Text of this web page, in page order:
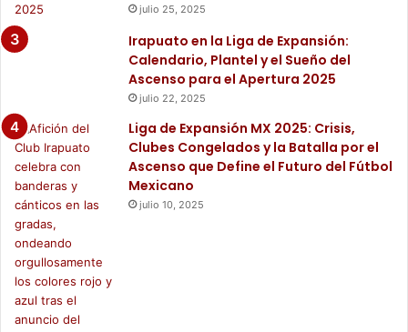
julio 25, 2025
Irapuato en la Liga de Expansión:
Calendario, Plantel y el Sueño del
Ascenso para el Apertura 2025
julio 22, 2025
Liga de Expansión MX 2025: Crisis,
Clubes Congelados y la Batalla por el
Ascenso que Define el Futuro del Fútbol
Mexicano
julio 10, 2025